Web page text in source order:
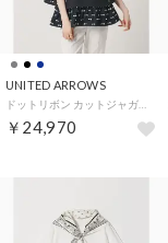
UNITED ARROWS
￥24,970